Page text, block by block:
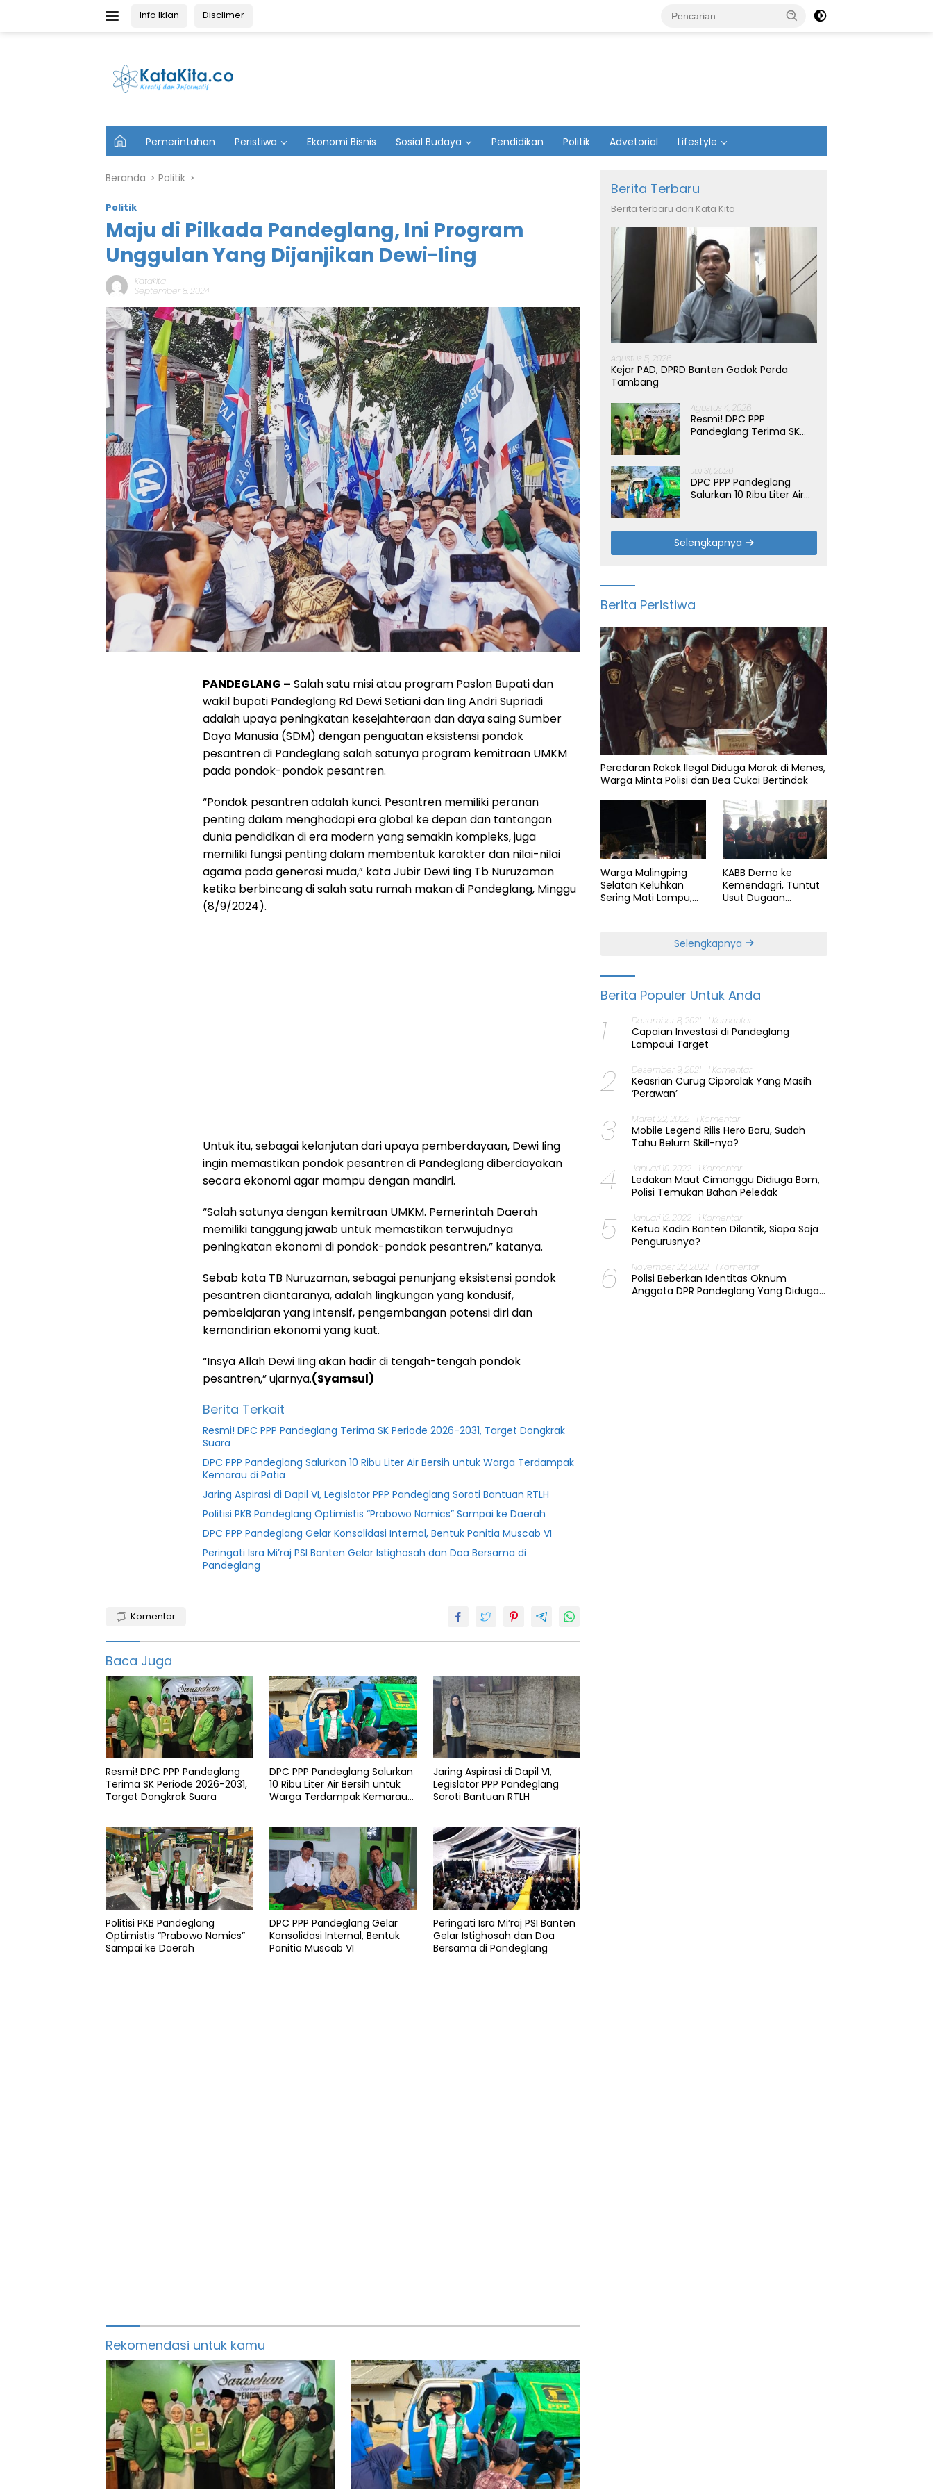
Info Iklan Disclimer
U
t
m
Pemerintahan Peristiwa Ekonomi Bisnis Sosial Budaya Pendidikan Politik Advetorial Lifestyle
Beranda Politik
Politik
Maju di Pilkada Pandeglang, Ini Program
Unggulan Yang Dijanjikan Dewi-Iing
Katakita
September 8, 2024
PANDEGLANG – Salah satu misi atau program Paslon Bupati dan
wakil bupati Pandeglang Rd Dewi Setiani dan Iing Andri Supriadi
adalah upaya peningkatan kesejahteraan dan daya saing Sumber
Daya Manusia (SDM) dengan penguatan eksistensi pondok
pesantren di Pandeglang salah satunya program kemitraan UMKM
pada pondok-pondok pesantren.
“Pondok pesantren adalah kunci. Pesantren memiliki peranan
penting dalam menghadapi era global ke depan dan tantangan
dunia pendidikan di era modern yang semakin kompleks, juga
memiliki fungsi penting dalam membentuk karakter dan nilai-nilai
agama pada generasi muda,” kata Jubir Dewi Iing Tb Nuruzaman
ketika berbincang di salah satu rumah makan di Pandeglang, Minggu
(8/9/2024).
Untuk itu, sebagai kelanjutan dari upaya pemberdayaan, Dewi Iing
ingin memastikan pondok pesantren di Pandeglang diberdayakan
secara ekonomi agar mampu dengan mandiri.
“Salah satunya dengan kemitraan UMKM. Pemerintah Daerah
memiliki tanggung jawab untuk memastikan terwujudnya
peningkatan ekonomi di pondok-pondok pesantren,” katanya.
Sebab kata TB Nuruzaman, sebagai penunjang eksistensi pondok
pesantren diantaranya, adalah lingkungan yang kondusif,
pembelajaran yang intensif, pengembangan potensi diri dan
kemandirian ekonomi yang kuat.
“Insya Allah Dewi Iing akan hadir di tengah-tengah pondok
pesantren,” ujarnya.(Syamsul)
Berita Terkait
Resmi! DPC PPP Pandeglang Terima SK Periode 2026-2031, Target Dongkrak
Suara
DPC PPP Pandeglang Salurkan 10 Ribu Liter Air Bersih untuk Warga Terdampak
Kemarau di Patia
Jaring Aspirasi di Dapil VI, Legislator PPP Pandeglang Soroti Bantuan RTLH
Politisi PKB Pandeglang Optimistis “Prabowo Nomics” Sampai ke Daerah
DPC PPP Pandeglang Gelar Konsolidasi Internal, Bentuk Panitia Muscab VI
Peringati Isra Mi’raj PSI Banten Gelar Istighosah dan Doa Bersama di
Pandeglang
Pandeglang
Pasangan
Pilkada
Komentar
Baca Juga
Resmi! DPC PPP Pandeglang
Terima SK Periode 2026-2031,
Target Dongkrak Suara
DPC PPP Pandeglang Salurkan
10 Ribu Liter Air Bersih untuk
Warga Terdampak Kemarau
Jaring Aspirasi di Dapil VI,
Legislator PPP Pandeglang
Soroti Bantuan RTLH
Politisi PKB Pandeglang
Optimistis “Prabowo Nomics”
Sampai ke Daerah
DPC PPP Pandeglang Gelar
Konsolidasi Internal, Bentuk
Panitia Muscab VI
Peringati Isra Mi’raj PSI Banten
Gelar Istighosah dan Doa
Bersama di Pandeglang
Rekomendasi untuk kamu
Berita Terbaru
Berita terbaru dari Kata Kita
Agustus 5, 2026
Kejar PAD, DPRD Banten Godok Perda
Tambang
Agustus 4, 2026
Resmi! DPC PPP
Pandeglang Terima SK
Juli 31, 2026
DPC PPP Pandeglang
Salurkan 10 Ribu Liter Air
Patia
Selengkapnya
Berita Peristiwa
Peredaran Rokok Ilegal Diduga Marak di Menes,
Warga Minta Polisi dan Bea Cukai Bertindak
Warga Malingping
Selatan Keluhkan
Sering Mati Lampu,
KABB Demo ke
Kemendagri, Tuntut
Usut Dugaan
Selengkapnya
Berita Populer Untuk Anda
1 Desember 8, 2021 1 Komentar
Capaian Investasi di Pandeglang
Lampaui Target
2 Desember 9, 2021 1 Komentar
Keasrian Curug Ciporolak Yang Masih
‘Perawan’
3 Maret 22, 2022 1 Komentar
Mobile Legend Rilis Hero Baru, Sudah
Tahu Belum Skill-nya?
4 Januari 10, 2022 1 Komentar
Ledakan Maut Cimanggu Didiuga Bom,
Polisi Temukan Bahan Peledak
5 Januari 12, 2022 1 Komentar
Ketua Kadin Banten Dilantik, Siapa Saja
Pengurusnya?
6 November 22, 2022 1 Komentar
Polisi Beberkan Identitas Oknum
Anggota DPR Pandeglang Yang Diduga